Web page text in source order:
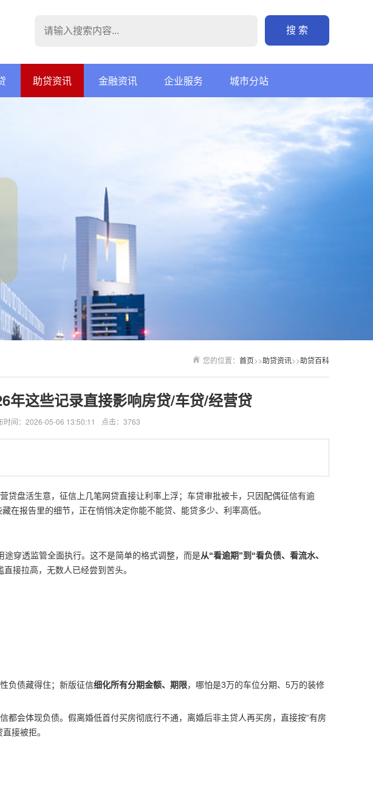
搜 索
助贷资讯 金融资讯 企业服务 城市分站
您的位置： 首页>>助贷资讯>>助贷百科
年这些记录直接影响房贷/车贷/经营贷
时间：2026-05-06 13:50:11 点击：3763
贷盘活生意，征信上几笔网贷直接让利率上浮；车贷审批被卡，只因配偶征信有逾
藏在报告里的细节，正在悄悄决定你能不能贷、能贷多少、利率高低。
途穿透监管全面执行。这不是简单的格式调整，而是从“看逾期”到“看负债、看流水、
接拉高，无数人已经尝到苦头。
负债藏得住；新版征信细化所有分期金额、期限，哪怕是3万的车位分期、5万的装修
都会体现负债。假离婚低首付买房彻底行不通，离婚后非主贷人再买房，直接按“有房
接被拒。